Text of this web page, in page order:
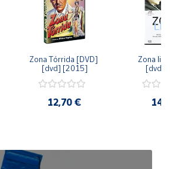
Zona Tórrida [DVD]
[dvd] [2015]
12,70 €
Zona
[dvd]